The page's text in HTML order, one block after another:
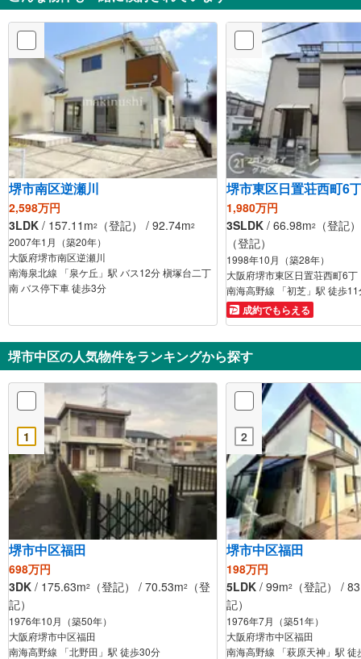
堺市南区逆瀬川
2,598万円
3LDK / 157.11m2 （登記） / 92.74m2
2007年1月（築20年）
大阪府堺市南区逆瀬川
南海泉北線 「泉ケ丘」駅 バス12分 槇塚台二丁
南 バス停下車 徒歩3分
堺市東区日置荘西町6
1,980万円
3SLDK / 66.98m2
（登記
（登記）
1998年10月（築28年）
大阪府堺市東区日置荘西町6丁
南海高野線 「初芝」駅 徒歩11
成約でもらえる
堺市中区の人気物件をランキングから探す
1
堺市中区福田
698万円
3DK / 175.63m2 （登記） / 70.53m2
（登
記）
1976年10月（築50年）
大阪府堺市中区福田
南海高野線 「北野田」駅 徒歩30分
2
堺市中区福田
198万円
5LDK / 99m2
（登記） /
記）
1976年7月（築51年）
大阪府堺市中区福田
南海高野線 「萩原天神」駅 徒